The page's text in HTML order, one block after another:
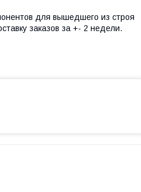
для вышедшего из строя
заказов за +- 2 недели.